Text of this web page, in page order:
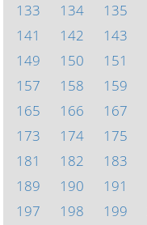
133
134 135
141
142 143
149
150 151
157
158 159
165
166 167
173
174 175
181
182 183
189
190 191
197
198 199